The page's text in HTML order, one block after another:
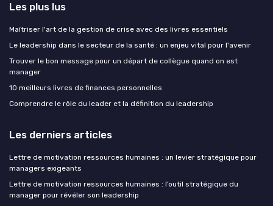
Les plus lus
Maîtriser l'art de la gestion de crise avec des livres essentiels
Le leadership dans le secteur de la santé : un enjeu vital pour l'avenir
Trouver le bon message pour un départ de collègue quand on est
manager
10 meilleurs livres de finances personnelles
Comprendre le rôle du leader et la définition du leadership
Les derniers articles
Lettre de motivation ressources humaines : un levier stratégique pour
managers exigeants
Lettre de motivation ressources humaines : l’outil stratégique du
manager pour révéler son leadership